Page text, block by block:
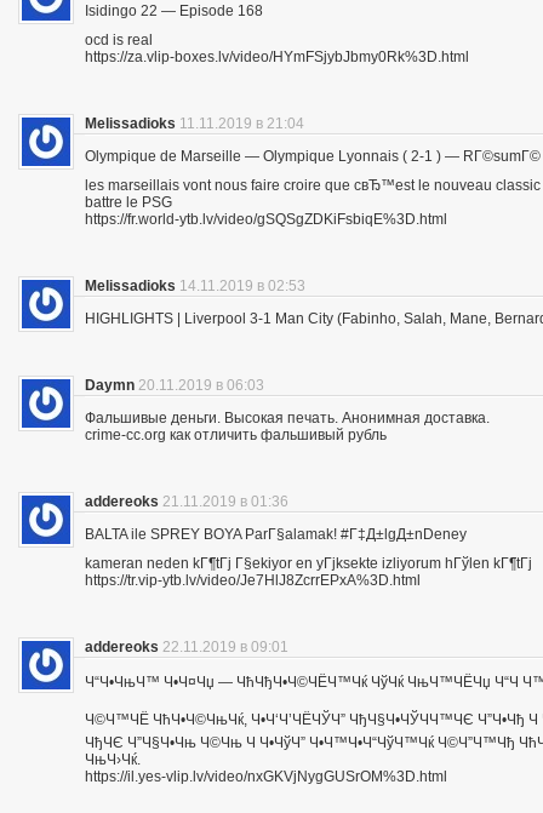
Isidingo 22 — Episode 168
ocd is real
https://za.vlip-boxes.lv/video/HYmFSjybJbmy0Rk%3D.html
Melissadioks 11.11.2019 в 21:04
Olympique de Marseille — Olympique Lyonnais ( 2-1 ) —
les marseillais vont nous faire croire que cвЂ™est le nouveau
battre le PSG
https://fr.world-ytb.lv/video/gSQSgZDKiFsbiqE%3D.html
Melissadioks 14.11.2019 в 02:53
HIGHLIGHTS | Liverpool 3-1 Man City (Fabinho, Salah, Mane,
Daymn 20.11.2019 в 06:03
Фальшивые деньги. Высокая печать. Анонимная доставка.
crime-cc.org как отличить фальшивый рубль
addereoks 21.11.2019 в 01:36
BALTA ile SPREY BOYA ParГ§alamak! #Г‡Д±lgД±nDeney
kameran neden kГ¶tГј Г§ekiyor en yГјksekte izliyorum hГўlen kГ¶tГј
https://tr.vip-ytb.lv/video/Je7HlJ8ZcrrEPxA%3D.html
addereoks 22.11.2019 в 09:01
Ч“Ч•ЧњЧ™ Ч•Ч¤Чџ — ЧћЧђЧ•Ч©ЧЁЧ™Чќ ЧўЧќ ЧњЧ™ЧЁЧџ Ч“Ч
Ч©Ч™ЧЁ ЧћЧ•Ч©ЧњЧќ, Ч•Ч‘Ч’ЧЁЧЎЧ” ЧђЧ§Ч•ЧЎЧЧ™ЧЄ Ч”Ч•Чђ
ЧђЧЄ Ч”Ч§Ч•Чњ Ч©Чњ Ч Ч•ЧўЧ” Ч•Ч™Ч•Ч“ЧўЧ™Чќ Ч©Ч”Ч™Чђ
ЧњЧ›Чќ.
https://il.yes-vlip.lv/video/nxGKVjNygGUSrOM%3D.html